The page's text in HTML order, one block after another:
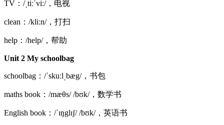
TV：/ˌtiːˈviː/，电视
clean：/kliːn/，打扫
help：/help/，帮助
Unit 2 My schoolbag
schoolbag：/ˈskuːlˌbæg/，书包
maths book：/mæθs/ /bʊk/，数学书
English book：/ˈɪŋglɪʃ/ /bʊk/，英语书